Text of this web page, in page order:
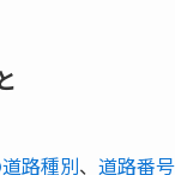
路種別、 道路番